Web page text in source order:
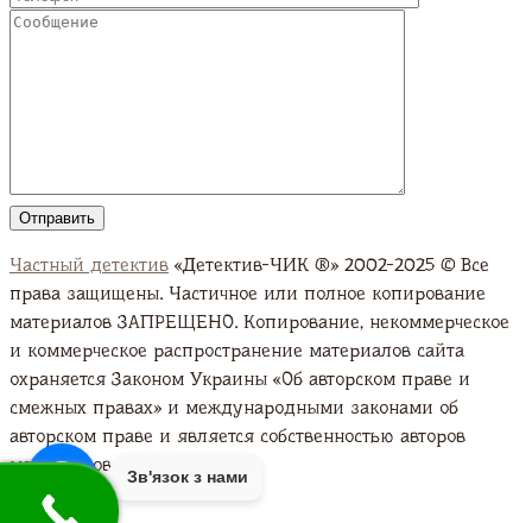
Зв'язок з нами
Частный детектив «Детектив-ЧИК ®» 2002-2025 © Все
права защищены. Частичное или полное копирование
материалов ЗАПРЕЩЕНО. Копирование, некоммерческое
и коммерческое распространение материалов сайта
охраняется Законом Украины «Об авторском праве и
смежных правах» и международными законами об
авторском праве и является собственностью авторов
материалов. Подробно